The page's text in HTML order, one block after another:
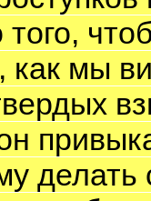
как мы
делать